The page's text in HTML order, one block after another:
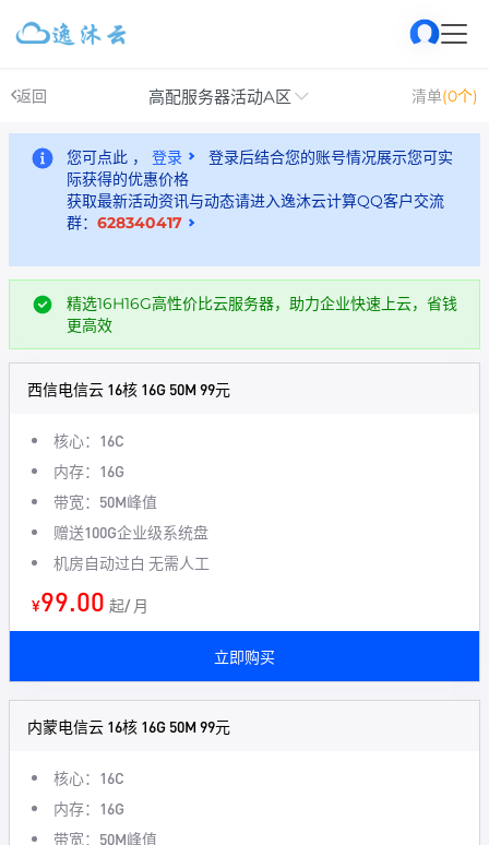
返回 高配服务器活动A区 清单(0个)
您可点此 ， 登录
登录后结合您的账号情况展示您可实
际获得的优惠价格
获取最新活动资讯与动态请进入逸沐云计算QQ客户交流
群： 628340417
精选16H16G高性价比云服务器，助力企业快速上云，省钱
更高效
西信电信云 16核 16G 50M 99元
核心：16C
内存：16G
带宽：50M峰值
赠送100G企业级系统盘
机房自动过白 无需人工
¥99.00 起/ 月
立即购买
内蒙电信云 16核 16G 50M 99元
核心：16C
内存：16G
带宽：50M峰值